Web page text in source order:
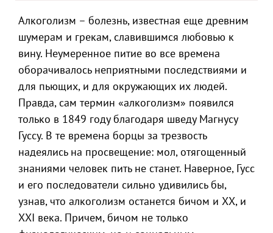
Алкоголизм – болезнь, известная еще древним
шумерам и грекам, славившимся любовью к
вину. Неумеренное питие во все времена
оборачивалось неприятными последствиями и
для пьющих, и для окружающих их людей.
Правда, сам термин «алкоголизм» появился
только в 1849 году благодаря шведу Магнусу
Гуссу. В те времена борцы за трезвость
надеялись на просвещение: мол, отягощенный
знаниями человек пить не станет. Наверное, Гусс
и его последователи сильно удивились бы,
узнав, что алкоголизм останется бичом и ХХ, и
ХХI века. Причем, бичом не только